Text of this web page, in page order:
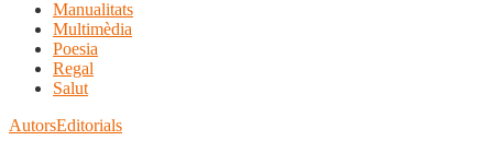
Manualitats
Multimèdia
Poesia
Regal
Salut
AutorsEditorials